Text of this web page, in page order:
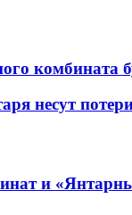
комбината
несут
и